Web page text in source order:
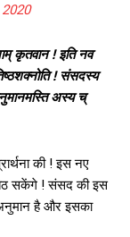
कृतवान ! इति नव
! संसदस्य
अस्य च्
की ! इस नए
सकेंगे ! संसद की इस
है और इसका